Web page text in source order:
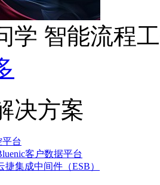
学 智能流程
决方案
台
客户数据平台
捷集成中间件（ESB）